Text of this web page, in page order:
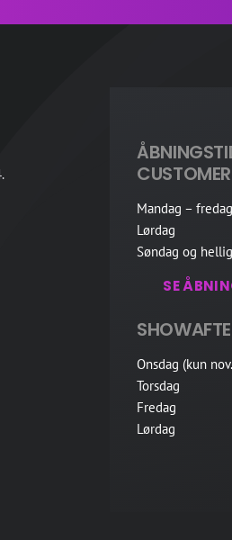
Mandag – fredag
Lørdag
Søndag og
SE
Onsdag (kun
Torsdag
Fredag
Lørdag